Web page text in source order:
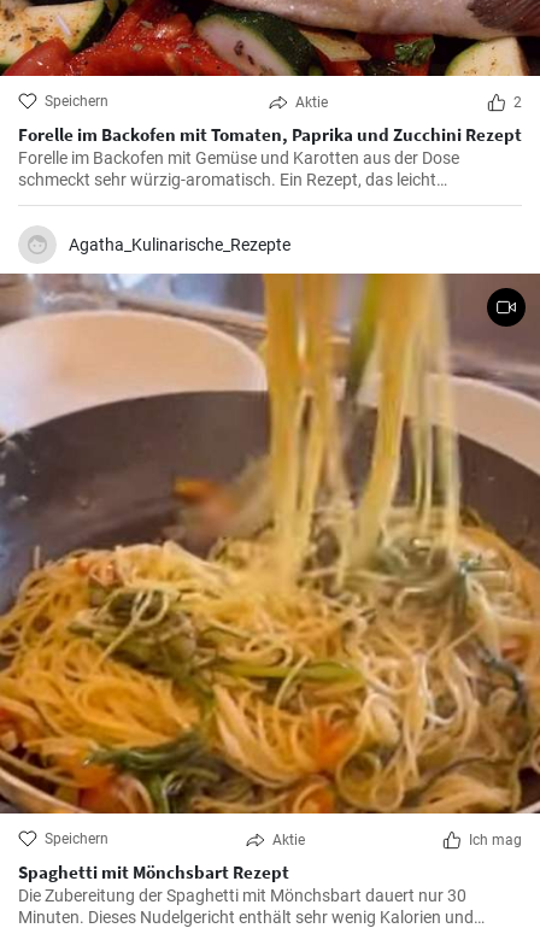
Speichern Aktie 2
Forelle im Backofen mit Tomaten, Paprika und Zucchini Rezept
Forelle im Backofen mit Gemüse und Karotten aus der Dose
schmeckt sehr würzig-aromatisch. Ein Rezept, das leicht
zuzubereiten ist.
Agatha_Kulinarische_Rezepte
Speichern Aktie Ich mag
Spaghetti mit Mönchsbart Rezept
Die Zubereitung der Spaghetti mit Mönchsbart dauert nur 30
Minuten. Dieses Nudelgericht enthält sehr wenig Kalorien und